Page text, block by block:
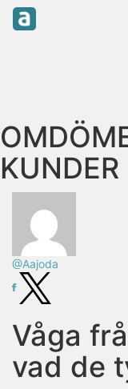
KUNDER
@Aajoda
Våga
vad de